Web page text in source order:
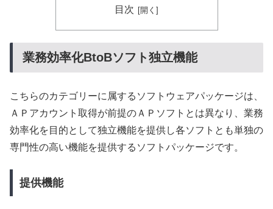
目次
業務効率化BtoBソフト独立機能
こちらのカテゴリーに属するソフトウェアパッケージは、
ＡＰアカウント取得が前提のＡＰソフトとは異なり、業務
効率化を目的として独立機能を提供し各ソフトとも単独の
専門性の高い機能を提供するソフトパッケージです。
提供機能